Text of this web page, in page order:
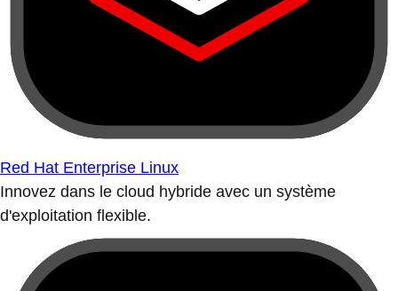
Red Hat Enterprise Linux
Innovez dans le cloud hybride avec un système
d'exploitation flexible.